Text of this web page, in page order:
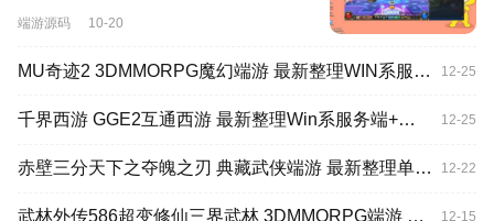
端游源码 10-20
MU奇迹2 3DMMORPG魔幻端游 最新整理WIN系服务端+PC客户端+登录器+GM工具 12-25
千界西游 GGE2互通西游 最新整理Win系服务端+安卓苹果PC三端+全套源码 12-25
赤壁三分天下之夺魄之刃 典藏武侠端游 最新整理单机一键即玩镜像端+Linux手工服务端+PC客户端+GM工具 12-22
武林外传586超变修仙三界武林 3DMMORPG端游 最新整理单机一键即玩镜像端+Linux手工服务端+GM工具+网页注册+PC客户端 12-15